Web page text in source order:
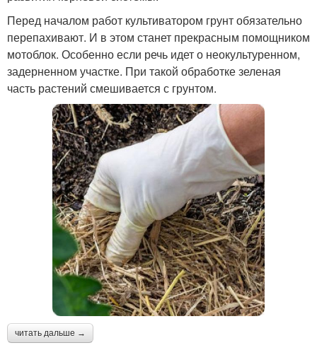
Перед началом работ культиватором грунт обязательно
перепахивают. И в этом станет прекрасным помощником
мотоблок. Особенно если речь идет о неокультуренном,
задерненном участке. При такой обработке зеленая
часть растений смешивается с грунтом.
читать дальше →